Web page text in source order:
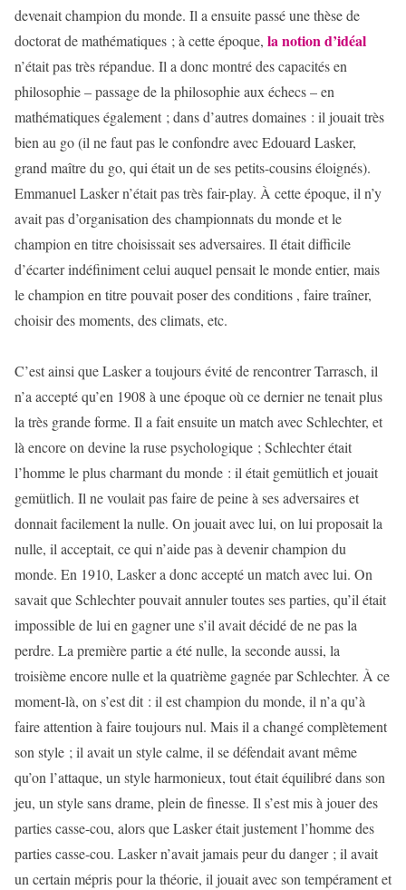
devenait champion du monde. Il a ensuite passé une thèse de
doctorat de mathématiques ; à cette époque, la notion d’idéal
n’était pas très répandue. Il a donc montré des capacités en
philosophie – passage de la philosophie aux échecs – en
mathématiques également ; dans d’autres domaines : il jouait très
bien au go (il ne faut pas le confondre avec Edouard Lasker,
grand maître du go, qui était un de ses petits-cousins éloignés).
Emmanuel Lasker n’était pas très fair-play. À cette époque, il n’y
avait pas d’organisation des championnats du monde et le
champion en titre choisissait ses adversaires. Il était difficile
d’écarter indéfiniment celui auquel pensait le monde entier, mais
le champion en titre pouvait poser des conditions , faire traîner,
choisir des moments, des climats, etc.
C’est ainsi que Lasker a toujours évité de rencontrer Tarrasch, il
n’a accepté qu’en 1908 à une époque où ce dernier ne tenait plus
la très grande forme. Il a fait ensuite un match avec Schlechter, et
là encore on devine la ruse psychologique ; Schlechter était
l’homme le plus charmant du monde : il était gemütlich et jouait
gemütlich. Il ne voulait pas faire de peine à ses adversaires et
donnait facilement la nulle. On jouait avec lui, on lui proposait la
nulle, il acceptait, ce qui n’aide pas à devenir champion du
monde. En 1910, Lasker a donc accepté un match avec lui. On
savait que Schlechter pouvait annuler toutes ses parties, qu’il était
impossible de lui en gagner une s’il avait décidé de ne pas la
perdre. La première partie a été nulle, la seconde aussi, la
troisième encore nulle et la quatrième gagnée par Schlechter. À ce
moment-là, on s’est dit : il est champion du monde, il n’a qu’à
faire attention à faire toujours nul. Mais il a changé complètement
son style ; il avait un style calme, il se défendait avant même
qu’on l’attaque, un style harmonieux, tout était équilibré dans son
jeu, un style sans drame, plein de finesse. Il s’est mis à jouer des
parties casse-cou, alors que Lasker était justement l’homme des
parties casse-cou. Lasker n’avait jamais peur du danger ; il avait
un certain mépris pour la théorie, il jouait avec son tempérament et